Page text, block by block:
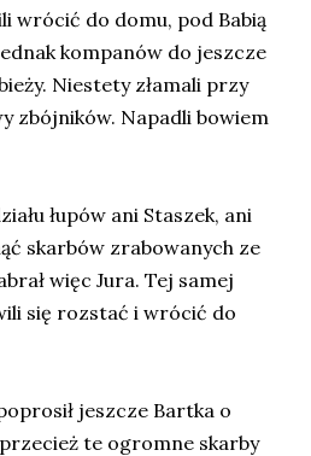
wrócić do domu, pod Babią
kompanów do jeszcze
Niestety złamali przy
zbójników. Napadli bowiem
łupów ani Staszek, ani
skarbów zrabowanych ze
więc Jura. Tej samej
się rozstać i wrócić do
jeszcze Bartka o
te ogromne skarby